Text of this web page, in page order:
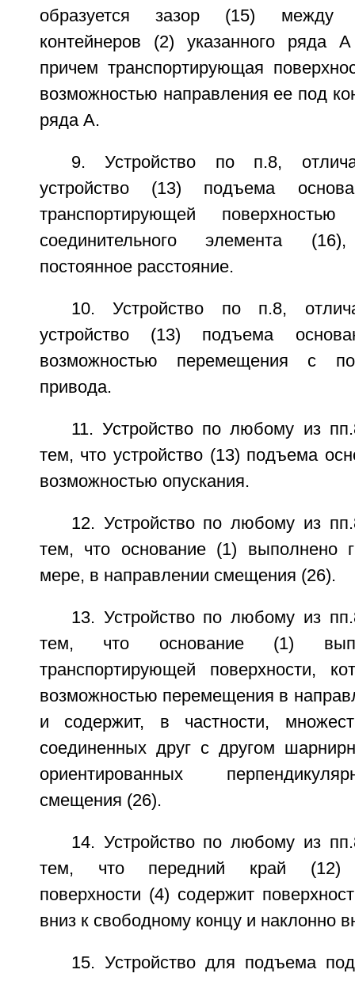
образуется зазор (15) между
контейнеров (2) указанного ряда
причем транспортирующая
возможностью направления ее под
ряда А.
9. Устройство по п.8,
устройство (13) подъема
транспортирующей
соединительного элемента
постоянное расстояние.
10. Устройство по п.8,
устройство (13) подъема
возможностью перемещения с
привода.
11. Устройство по любому из
тем, что устройство (13) подъема
возможностью опускания.
12. Устройство по любому из
тем, что основание (1) выполнено
мере, в направлении смещения (26).
13. Устройство по любому из
тем, что основание (1)
транспортирующей поверхности,
возможностью перемещения в
и содержит, в частности,
соединенных друг с другом
ориентированных
смещения (26).
14. Устройство по любому из
тем, что передний край (12)
поверхности (4) содержит
вниз к свободному концу и наклонно
15. Устройство для подъема